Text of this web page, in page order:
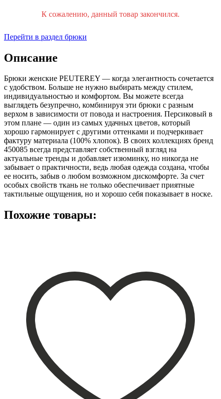
К сожалению, данный товар закончился.
Перейти в раздел брюки
Описание
Брюки женские PEUTEREY — когда элегантность сочетается
с удобством. Больше не нужно выбирать между стилем,
индивидуальностью и комфортом. Вы можете всегда
выглядеть безупречно, комбинируя эти брюки с разным
верхом в зависимости от повода и настроения. Персиковый в
этом плане — один из самых удачных цветов, который
хорошо гармонирует с другими оттенками и подчеркивает
фактуру материала (100% хлопок). В своих коллекциях бренд
450085 всегда представляет собственный взгляд на
актуальные тренды и добавляет изюминку, но никогда не
забывает о практичности, ведь любая одежда создана, чтобы
ее носить, забыв о любом возможном дискомфорте. За счет
особых свойств ткань не только обеспечивает приятные
тактильные ощущения, но и хорошо себя показывает в носке.
Похожие товары: